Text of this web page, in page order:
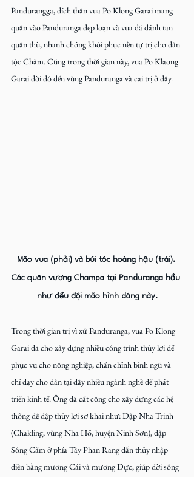
Pandurangga, đích thân vua Po Klong Garai mang
quân vào Panduranga dẹp loạn và vua đã đánh tan
quân thù, nhanh chóng khôi phục nền tự trị cho dân
tộc Chăm. Cũng trong thời gian này, vua Po Klaong
Garai dời đô đến vùng Panduranga và cai trị ở đây.
Mão vua (phải) và búi tóc hoàng hậu (trái).
Các quân vương Champa tại Panduranga hầu
như đều đội mão hình dáng này.
Trong thời gian trị vì xứ Panduranga, vua Po Klong
Garai đã cho xây dựng nhiều công trình thủy lợi để
phục vụ cho nông nghiệp, chấn chỉnh binh ngũ và
chỉ dạy cho dân tại đây nhiều ngành nghề để phát
triển kinh tế. Ông đã cất công cho xây dựng các hệ
thống đê đập thủy lợi sơ khai như: Đập Nha Trinh
(Chakling, vùng Nha Hố, huyện Ninh Sơn), đập
Sông Cấm ở phía Tây Phan Rang dẫn thủy nhập
điền bằng mương Cái và mương Đực, giúp đời sống